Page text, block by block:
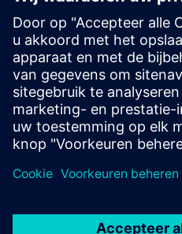
Aan
Contact